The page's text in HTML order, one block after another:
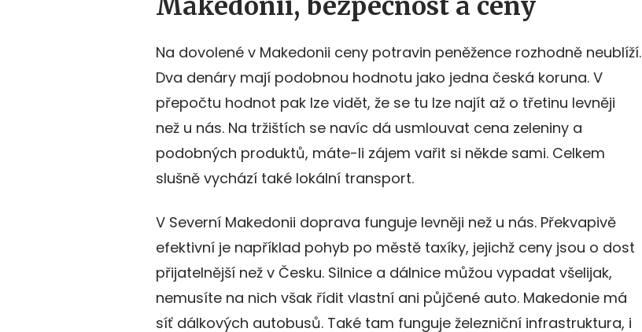
Makedonii, bezpečnost a ceny
Na dovolené v Makedonii ceny potravin peněžence rozhodně neublíží.
Dva denáry mají podobnou hodnotu jako jedna česká koruna. V
přepočtu hodnot pak lze vidět, že se tu lze najít až o třetinu levněji
než u nás. Na tržištích se navíc dá usmlouvat cena zeleniny a
podobných produktů, máte-li zájem vařit si někde sami. Celkem
slušně vychází také lokální transport.
V Severní Makedonii doprava funguje levněji než u nás. Překvapivě
efektivní je například pohyb po městě taxíky, jejichž ceny jsou o dost
přijatelnější než v Česku. Silnice a dálnice můžou vypadat všelijak,
nemusíte na nich však řídit vlastní ani půjčené auto. Makedonie má
síť dálkových autobusů. Také tam funguje železniční infrastruktura, i